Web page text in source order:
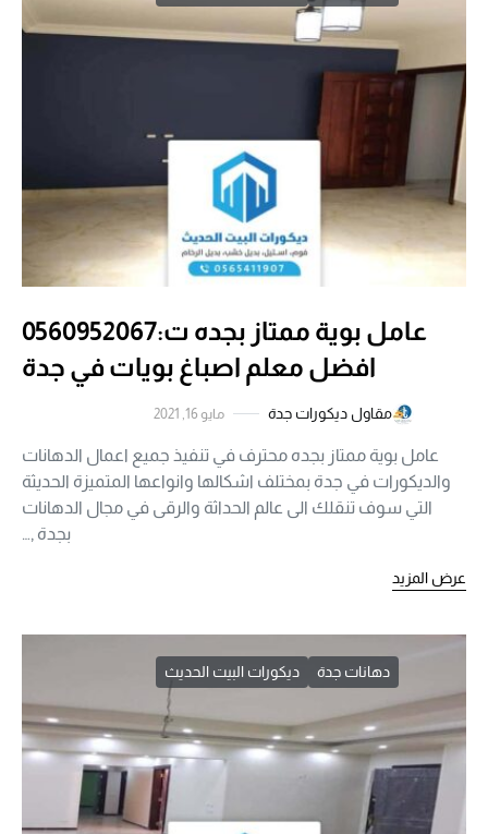
عامل بوية ممتاز بجده ت:0560952067
افضل معلم اصباغ بويات في جدة
مقاول ديكورات جدة مايو 16, 2021
عامل بوية ممتاز بجده محترف في تنفيذ جميع اعمال الدهانات
والديكورات في جدة بمختلف اشكالها وانواعها المتميزة الحديثة
التي سوف تنقلك الى عالم الحداثة والرقى في مجال الدهانات
بجدة ,…
عرض المزيد
دهانات جدة ديكورات البيت الحديث